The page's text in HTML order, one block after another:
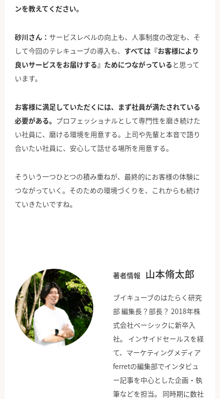
ンを教えてください。
砂川さん： サービスレベルの向上も、人事制度の改定も、そ
して今回のテレキューブの導入も、 すべては『お客様により
良いサービスをお届けする』ためにつながっている と思って
います。
お客様に満足していただくには、まず社員が満たされている
必要がある。 プロフェッショナルとして専門性を磨き続けた
い社員に、磨ける環境を用意する。上司や先輩と本音で語り
合いたい社員に、安心して話せる場所を用意する。
そういう一つひとつの積み重ねが、最終的にお客様の体験に
つながっていく。そのための環境づくりを、これからも続け
ていきたいですね。
著者情報 山本脩太郎
ブイキューブのはたらく研究
部 編集長？部長？ 2018年株
式会社ベーシックに新卒入
社。 インサイドセールスを経
て、マーケティングメディア
ferretの編集部でインタビュ
ー記事を中心とした企画・執
筆などを担当。 同時期に数社